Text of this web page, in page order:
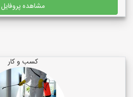
مشاهده پروفایل
کسب و کار